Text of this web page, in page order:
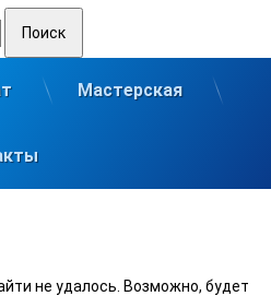
Мастерская
не удалось. Возможно, будет